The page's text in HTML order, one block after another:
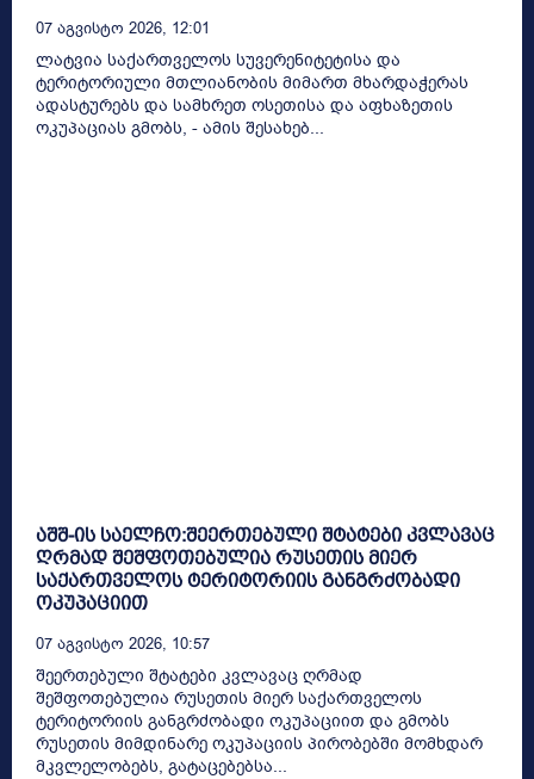
07 Აგვისტო 2026, 12:01
ლატვია საქართველოს სუვერენიტეტისა და
ტერიტორიული მთლიანობის მიმართ მხარდაჭერას
ადასტურებს და სამხრეთ ოსეთისა და აფხაზეთის
ოკუპაციას გმობს, - ამის შესახებ...
აშშ-ის საელჩო:შეერთებული შტატები კვლავაც
ღრმად შეშფოთებულია რუსეთის მიერ
საქართველოს ტერიტორიის განგრძობადი
ოკუპაციით
07 Აგვისტო 2026, 10:57
შეერთებული შტატები კვლავაც ღრმად
შეშფოთებულია რუსეთის მიერ საქართველოს
ტერიტორიის განგრძობადი ოკუპაციით და გმობს
რუსეთის მიმდინარე ოკუპაციის პირობებში მომხდარ
მკვლელობებს, გატაცებებსა...